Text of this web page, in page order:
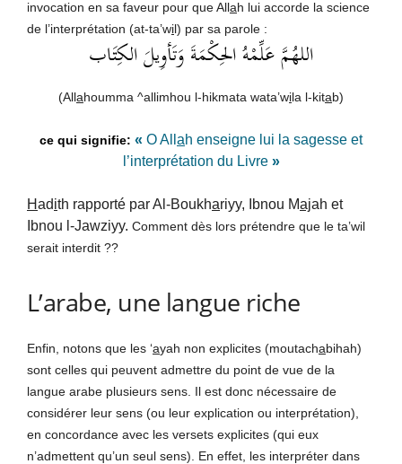
invocation en sa faveur pour que Allah lui accorde la science
de l’interprétation (at-ta’wil) par sa parole :
‏اللهُمَّ عَلِّمْهُ الحِكْمَةَ وَتَأوِيلَ الكِتَاب‏
(Allahoumma ^allimhou l-hikmata wata’wila l-kitab)
« O All ah enseigne lui la sagesse et
l’interprétation du Livre »
Hadith rapporté par Al-Boukhariyy, Ibnou Majah et
Ibnou l-Jawziyy. Comment dès lors prétendre que le ta’wil
serait interdit ??
L’arabe, une langue riche
Enfin, notons que les ‘ayah non explicites (moutachabihah)
sont celles qui peuvent admettre du point de vue de la
langue arabe plusieurs sens. Il est donc nécessaire de
considérer leur sens (ou leur explication ou interprétation),
en concordance avec les versets explicites (qui eux
n’admettent qu’un seul sens). En effet, les interpréter dans